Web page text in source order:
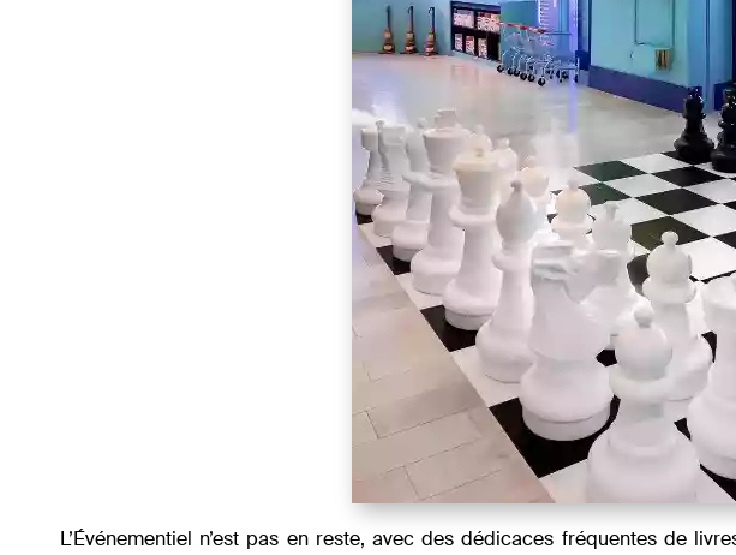
L’Événementiel n’est pas en reste, avec des dédicaces fréquentes de